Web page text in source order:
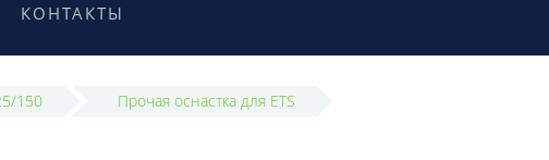
КОНТАКТЫ
150
Прочая оснастка для ETS